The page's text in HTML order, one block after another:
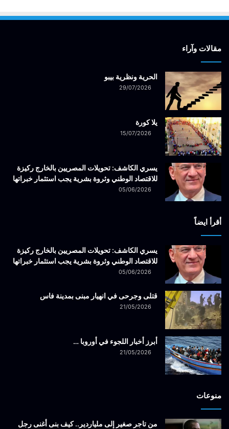
مقالات وآراء
الحرية ونظرية بيبو
29/07/2026
يلا كورة
15/07/2026
يسري الكاشف: تحويلات المصريين بالخارج ركيزة
للاقتصاد الوطني وثروة بشرية يجب استثمار خبراتها
05/06/2026
أقرأ ايضاً
يسري الكاشف: تحويلات المصريين بالخارج ركيزة
للاقتصاد الوطني وثروة بشرية يجب استثمار خبراتها
05/06/2026
قتلى وجرحى في انهيار مبنى بمدينة فاس
21/05/2026
أبرز أخبار اللجوء في أوروبا …
21/05/2026
منوعات
من تاجر صغير إلى ملياردير.. كيف بنى أغنى رجل